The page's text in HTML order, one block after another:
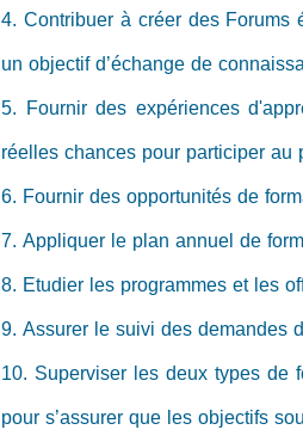
4. Contribuer à créer des
un objectif d’échange de
5. Fournir des expériences
réelles chances pour participer
6. Fournir des opportunités de
7. Appliquer le plan annuel de
8. Etudier les programmes et les
9. Assurer le suivi des demandes
10. Superviser les deux types de
pour s’assurer que les objectifs